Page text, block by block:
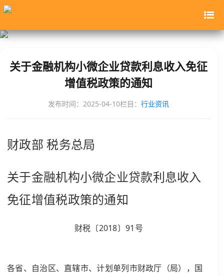
关于金融机构小微企业贷款利息收入免征
增值税政策的通知
发布时间：2025-04-10栏目：行业资讯
财政部 税务总局
关于金融机构小微企业贷款利息收入
免征增值税政策的通知
财税〔2018〕91号
各省、自治区、直辖市、计划单列市财政厅（局），国